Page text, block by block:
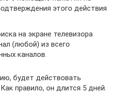
этого действия
на экране телевизора
(любой) из всего
каналов.
будет действовать
правило, он длится 5 дней.